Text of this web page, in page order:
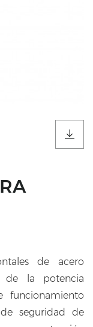
de acero
de la potencia
seguridad de